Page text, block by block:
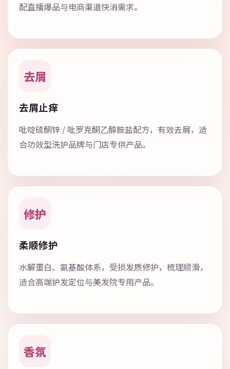
配直播爆品与电商渠道快消需求。
去屑
去屑止痒
吡啶硫酮锌 / 吡罗克酮乙醇胺盐配方，有效去屑，适
合功效型洗护品牌与门店专供产品。
修护
柔顺修护
水解蛋白、氨基酸体系，受损发质修护，梳理顺滑，
适合高端护发定位与美发院专用产品。
香氛